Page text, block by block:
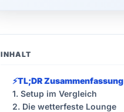
INHALT
⚡TL;DR Zusammenfassung
1. Setup im Vergleich
2. Die wetterfeste Lounge